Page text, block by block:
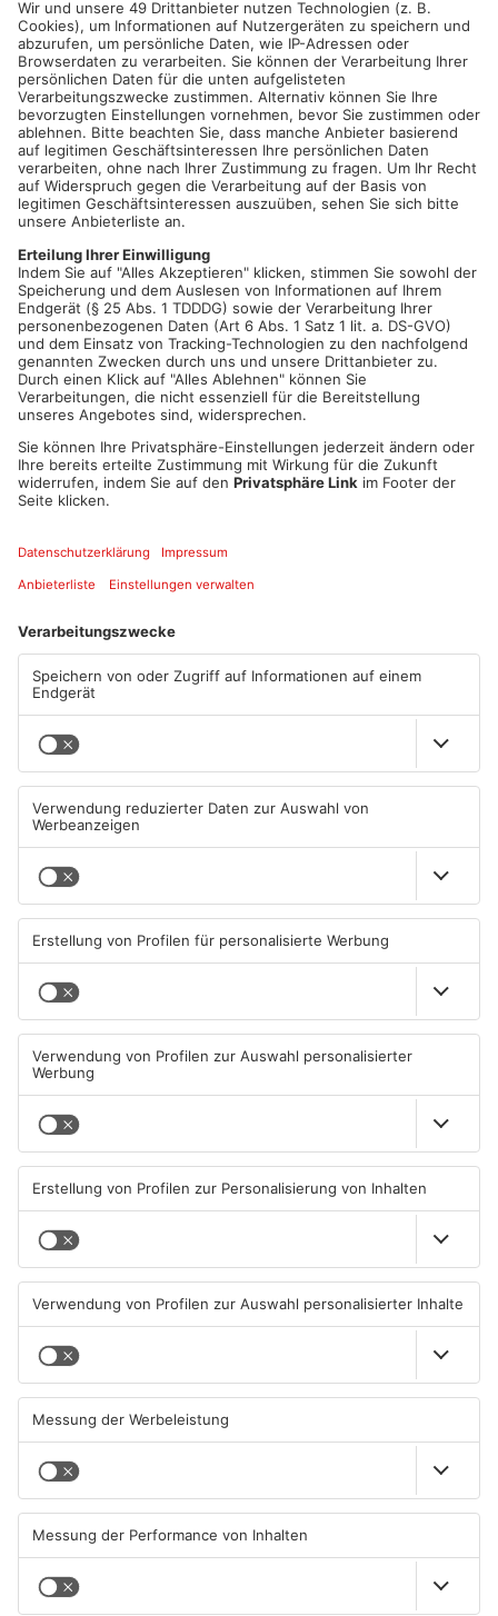
PRIMAVERALAND.Auch im Primaveraland ticken die Uhren
seit heute wieder anders – in der Nacht ist die Zeit um eine
Stunde zurückgestellt worden. Nun gilt wieder die Winterzeit,
oder auch Normalzeit. Das bedeutet, dass es jetzt wieder
morgens früher hell, aber auch abends früher dunkel wird. Ende
März wird dann das nächste Mal an der Uhr gedreht.
Artikel teilen
ANZEIGE
Mehr aus
Primaveraland
TOPNEWS
Schwimmbäder im
Primaveraland weisen teils
erhebliche Mängel auf
06.08.2026, 06:37 UHR IN
Primaveraland bleibt
weiterhin sehr hoch
TOPNEWS
Brände in Seligenstadt,
Waldaschaff und zwischen
Hanau und Kahl
05.08.2026, 06:36 UHR IN
PRIMAVERALAND
Gewässer im Primaveraland
leiden unter Trockenheit
04.08.2026, 15:07 UHR IN
Kliniken im Primaveraland
durch Hitze
04.08.2026, 07:50 UHR IN
Schüsse in Langenselbold,
und Miltenberg